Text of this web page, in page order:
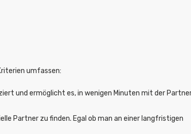
umfassen:
und ermöglicht es, in wenigen Minuten mit der
Partner zu finden. Egal ob man an einer langfristigen